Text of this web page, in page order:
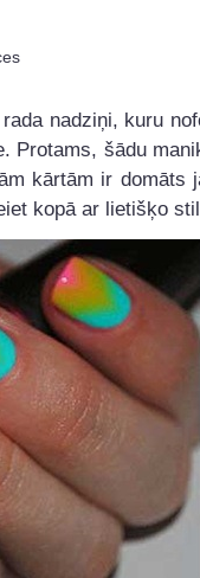
nadziņi, kuru
Protams, šādu
kārtām ir domāts
kopā ar lietišķo